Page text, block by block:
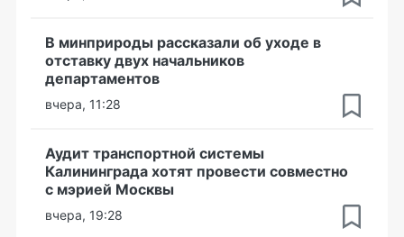
В минприроды рассказали об уходе в
отставку двух начальников
департаментов
вчера, 11:28
Аудит транспортной системы
Калининграда хотят провести совместно
с мэрией Москвы
вчера, 19:28